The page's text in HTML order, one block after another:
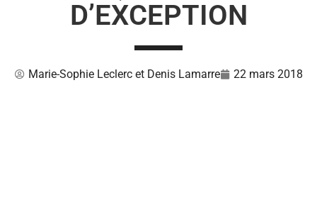
D’EXCEPTION
Marie-Sophie Leclerc et Denis Lamarre 22 mars 2018